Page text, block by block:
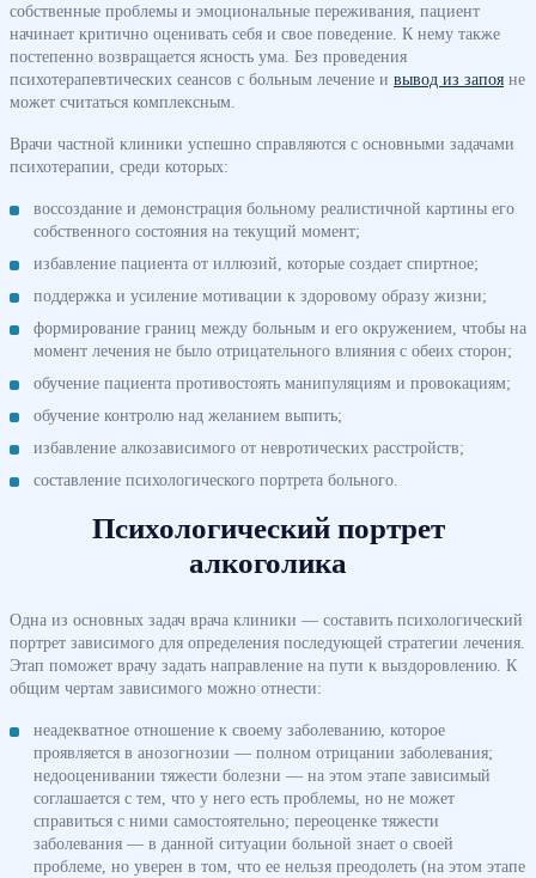
собственные проблемы и эмоциональные переживания, пациент
начинает критично оценивать себя и свое поведение. К нему также
постепенно возвращается ясность ума. Без проведения
психотерапевтических сеансов с больным лечение и вывод из запоя не
может считаться комплексным.
Врачи частной клиники успешно справляются с основными задачами
психотерапии, среди которых:
воссоздание и демонстрация больному реалистичной картины его
собственного состояния на текущий момент;
избавление пациента от иллюзий, которые создает спиртное;
поддержка и усиление мотивации к здоровому образу жизни;
формирование границ между больным и его окружением, чтобы на
момент лечения не было отрицательного влияния с обеих сторон;
обучение пациента противостоять манипуляциям и провокациям;
обучение контролю над желанием выпить;
избавление алкозависимого от невротических расстройств;
составление психологического портрета больного.
Психологический портрет
алкоголика
Одна из основных задач врача клиники — составить психологический
портрет зависимого для определения последующей стратегии лечения.
Этап поможет врачу задать направление на пути к выздоровлению. К
общим чертам зависимого можно отнести:
неадекватное отношение к своему заболеванию, которое
проявляется в анозогнозии — полном отрицании заболевания;
недооценивании тяжести болезни — на этом этапе зависимый
соглашается с тем, что у него есть проблемы, но не может
справиться с ними самостоятельно; переоценке тяжести
заболевания — в данной ситуации больной знает о своей
проблеме, но уверен в том, что ее нельзя преодолеть (на этом этапе